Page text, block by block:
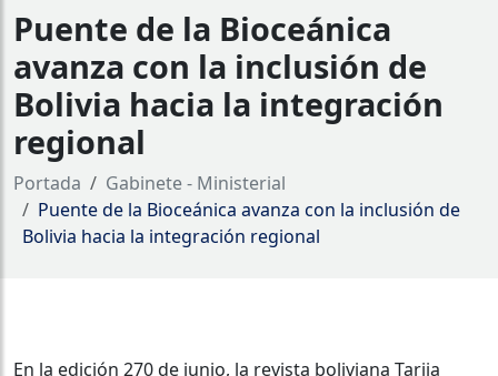
Puente de la Bioceánica
avanza con la inclusión de
Bolivia hacia la integración
regional
Portada
Gabinete - Ministerial
Puente de la Bioceánica avanza con la inclusión de
Bolivia hacia la integración regional
En la edición 270 de junio, la revista boliviana Tarija